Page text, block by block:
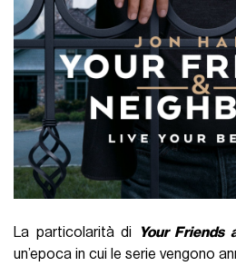
La particolarità di Your Friends
un’epoca in cui le serie vengono